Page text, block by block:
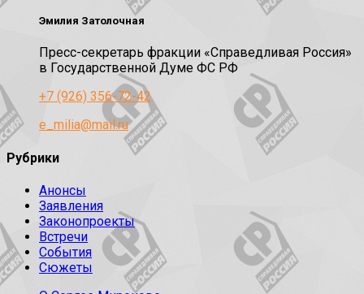
Эмилия Затолочная
Пресс-секретарь фракции «Справедливая Россия»
в Государственной Думе ФС РФ
+7 (926) 356-72-42
e_milia@mail.ru
Рубрики
Анонсы
Заявления
Законопроекты
Встречи
События
Сюжеты